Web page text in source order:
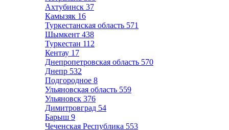
Ахтубинск 37
Камызяк 16
Туркестанская область 571
Шымкент 438
Туркестан 112
Кентау 17
Днепропетровская область 570
Днепр 532
Подгородное 8
Ульяновская область 559
Ульяновск 376
Димитровград 54
Барыш 9
Чеченская Республика 553